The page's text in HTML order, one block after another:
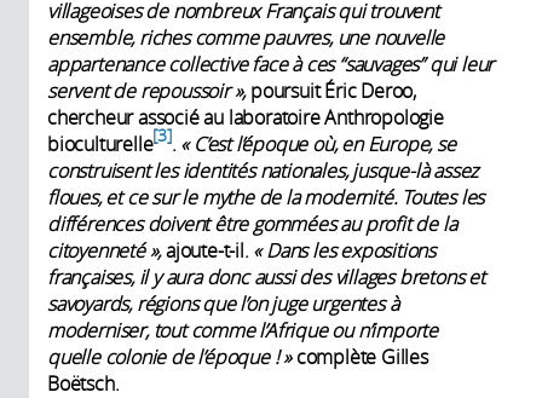
villageoises de nombreux Français qui trouvent
ensemble, riches comme pauvres, une nouvelle
appartenance collective face à ces “sauvages” qui leur
servent de repoussoir »,poursuit Éric Deroo,
chercheur associé au laboratoire Anthropologie
bioculturelle 3 . « C’est l’époque où, en Europe, se
construisent les identités nationales, jusque-là assez
floues, et ce sur le mythe de la modernité. Toutes les
différences doivent être gommées au profit de la
citoyenneté »,ajoute-t-il. « Dans les expositions
françaises, il y aura donc aussi des villages bretons et
savoyards, régions que l’on juge urgen­tes à
moderniser, tout comme l’Afrique ou n’importe
quelle colonie de l’époque ! »complète Gilles
Boëtsch.